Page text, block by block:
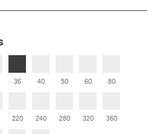
36 40 50 60 80
220 240 280 320 360